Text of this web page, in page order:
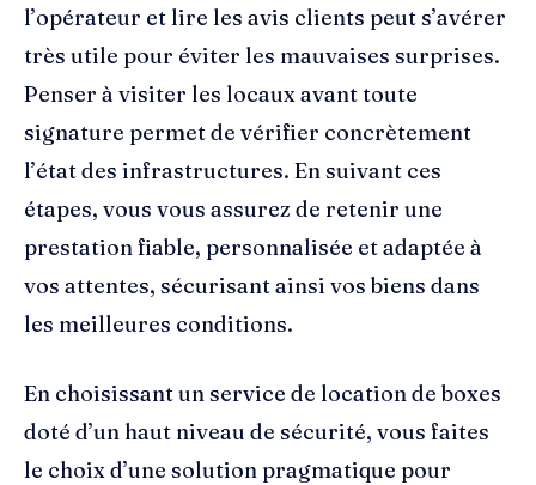
l’opérateur et lire les avis clients peut s’avérer
très utile pour éviter les mauvaises surprises.
Penser à visiter les locaux avant toute
signature permet de vérifier concrètement
l’état des infrastructures. En suivant ces
étapes, vous vous assurez de retenir une
prestation fiable, personnalisée et adaptée à
vos attentes, sécurisant ainsi vos biens dans
les meilleures conditions.
En choisissant un service de location de boxes
doté d’un haut niveau de sécurité, vous faites
le choix d’une solution pragmatique pour